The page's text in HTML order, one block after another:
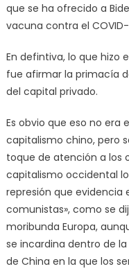
que se ha ofrecido a
vacuna contra el COVID-
En defintiva, lo que hizo
fue afirmar la primacía
del capital privado.
Es obvio que eso no era
capitalismo chino, pero
toque de atención a los
capitalismo occidental
represión que evidencia
comunistas», como se
moribunda Europa,
se incardina dentro de
de China en la que los